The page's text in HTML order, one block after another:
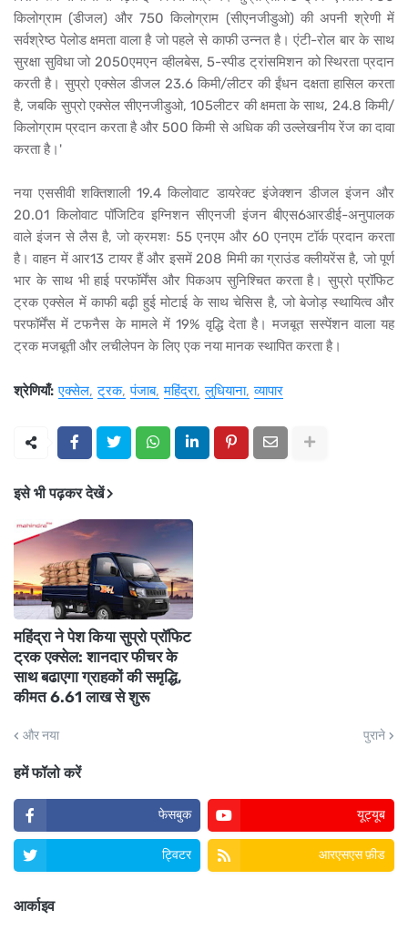
किलोग्राम (डीजल) और 750 किलोग्राम (सीएनजीडुओ) की अपनी श्रेणी में
सर्वश्रेष्ठ पेलोड क्षमता वाला है जो पहले से काफी उन्नत है। एंटी-रोल बार के साथ
सुरक्षा सुविधा जो 2050एमएन व्हीलबेस, 5-स्पीड ट्रांसमिशन को स्थिरता प्रदान
करती है। सुप्रो एक्सेल डीजल 23.6 किमी/लीटर की ईंधन दक्षता हासिल करता
है, जबकि सुप्रो एक्सेल सीएनजीडुओ, 105लीटर की क्षमता के साथ, 24.8 किमी/
किलोग्राम प्रदान करता है और 500 किमी से अधिक की उल्लेखनीय रेंज का दावा
करता है।'
नया एससीवी शक्तिशाली 19.4 किलोवाट डायरेक्ट इंजेक्शन डीजल इंजन और
20.01 किलोवाट पॉजिटिव इग्निशन सीएनजी इंजन बीएस6आरडीई-अनुपालक
वाले इंजन से लैस है, जो क्रमशः 55 एनएम और 60 एनएम टॉर्क प्रदान करता
है। वाहन में आर13 टायर हैं और इसमें 208 मिमी का ग्राउंड क्लीयरेंस है, जो पूर्ण
भार के साथ भी हाई परफॉर्मेंस और पिकअप सुनिश्चित करता है। सुप्रो प्रॉफिट
ट्रक एक्सेल में काफी बढ़ी हुई मोटाई के साथ चेसिस है, जो बेजोड़ स्थायित्व और
परफॉर्मेंस में टफनैस के मामले में 19% वृद्धि देता है। मजबूत सस्पेंशन वाला यह
ट्रक मजबूती और लचीलेपन के लिए एक नया मानक स्थापित करता है।
श्रेणियाँ: एक्सेल ट्रक पंजाब महिंद्रा लुधियाना व्यापार
इसे भी पढ़कर देखें
महिंद्रा ने पेश किया सुप्रो प्रॉफिट
ट्रक एक्सेल: शानदार फीचर के
साथ बढाएगा ग्राहकों की समृद्धि,
कीमत 6.61 लाख से शुरू
और नया पुराने
हमें फॉलो करें
फेसबुक यूट्यूब
ट्विटर आरएसएस फ़ीड
आर्काइव